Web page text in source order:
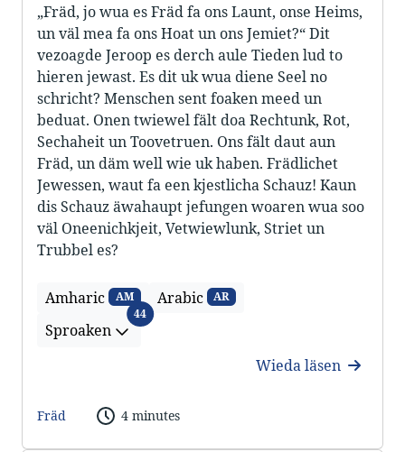
„Fräd, jo wua es Fräd fa ons Launt, onse Heims,
un väl mea fa ons Hoat un ons Jemiet?“ Dit
vezoagde Jeroop es derch aule Tieden lud to
hieren jewast. Es dit uk wua diene Seel no
schricht? Menschen sent foaken meed un
beduat. Onen twiewel fält doa Rechtunk, Rot,
Sechaheit un Toovetruen. Ons fält daut aun
Fräd, un däm well wie uk haben. Frädlichet
Jewessen, waut fa een kjestlicha Schauz! Kaun
dis Schauz äwahaupt jefungen woaren wua soo
väl Oneenichkjeit, Vetwiewlunk, Striet un
Trubbel es?
Amharic AM Arabic AR
Sproaken
44Sproaken
Wieda läsen
Fräd 4 minutes